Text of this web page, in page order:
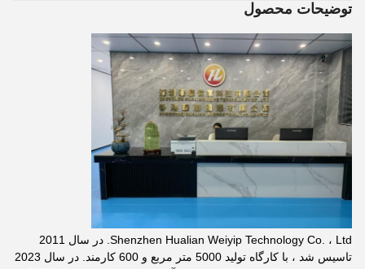
توضیحات محصول
Shenzhen Hualian Weiyip Technology Co. ، Ltd. در سال 2011
تاسیس شد ، با کارگاه تولید 5000 متر مربع و 600 کارمند. در سال 2023